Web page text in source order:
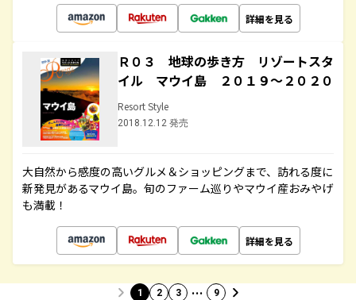
詳細を見る
Ｒ０３ 地球の歩き方 リゾートスタ
イル マウイ島 ２０１９～２０２０
Resort Style
2018.12.12 発売
大自然から感度の高いグルメ＆ショッピングまで、訪れる度に
新発見があるマウイ島。旬のファーム巡りやマウイ産おみやげ
も満載！
詳細を見る
1 2 3 … 9